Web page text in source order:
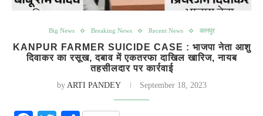
Big News Breaking News Recent News कानपुर
KANPUR FARMER SUICIDE CASE : भाजपा नेता आशु
दिवाकर का रसूख, दबाव में एकतरफा दाखिल खारिज, नायब
तहसीलदार पर कार्रवाई
by ARTI PANDEY September 18, 2023